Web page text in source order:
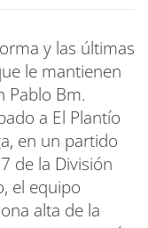
y las últimas
le mantienen
Pablo Bm.
a El Plantío
en un partido
de la División
el equipo
alta de la